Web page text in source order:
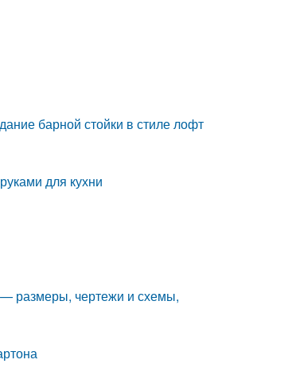
барной стойки в стиле лофт
для кухни
— размеры, чертежи и схемы,